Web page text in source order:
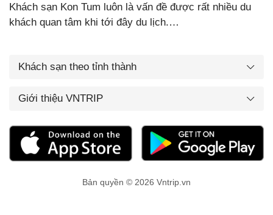
Khách sạn Kon Tum luôn là vấn đề được rất nhiều du
khách quan tâm khi tới đây du lịch.…
Khách sạn theo tỉnh thành
Giới thiệu VNTRIP
Bản quyền © 2026 Vntrip.vn